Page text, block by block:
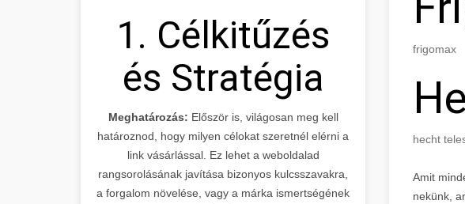
1. Célkitűzés
és Stratégia
Meghatározás: Először is, világosan meg kell
határoznod, hogy milyen célokat szeretnél elérni a
link vásárlással. Ez lehet a weboldalad
rangsorolásának javítása bizonyos kulcsszavakra,
a forgalom növelése, vagy a márka ismertségének
frigomax
hecht
Amit
nekünk,